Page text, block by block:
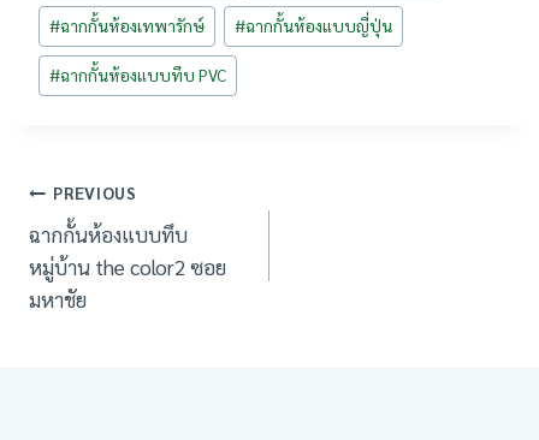
#ฉากกั้นห้องเทพารักษ์ #ฉากกั้นห้องแบบญี่ปุ่น
#ฉากกั้นห้องแบบทึบ PVC
เมนู
นำทาง
เรื่อง
PREVIOUS
ฉากกั้นห้องแบบทึบ
หมู่บ้าน the color2 ซอย
มหาชัย